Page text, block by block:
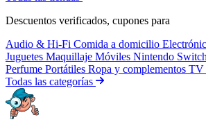
Descuentos verificados, cupones para
Audio & Hi-Fi Comida a domicilio
Juguetes Maquillaje Móviles Nintendo Switch
Perfume Portátiles Ropa y complementos TV
Todas las categorías